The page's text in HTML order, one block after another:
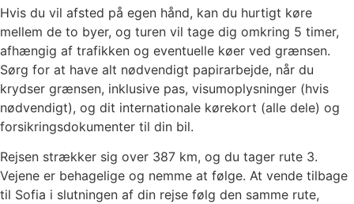
Hvis du vil afsted på egen hånd, kan du hurtigt køre
mellem de to byer, og turen vil tage dig omkring 5 timer,
afhængig af trafikken og eventuelle køer ved grænsen.
Sørg for at have alt nødvendigt papirarbejde, når du
krydser grænsen, inklusive pas, visumoplysninger (hvis
nødvendigt), og dit internationale kørekort (alle dele) og
forsikringsdokumenter til din bil.
Rejsen strækker sig over 387 km, og du tager rute 3.
Vejene er behagelige og nemme at følge. At vende tilbage
til Sofia i slutningen af ​​din rejse følg den samme rute,